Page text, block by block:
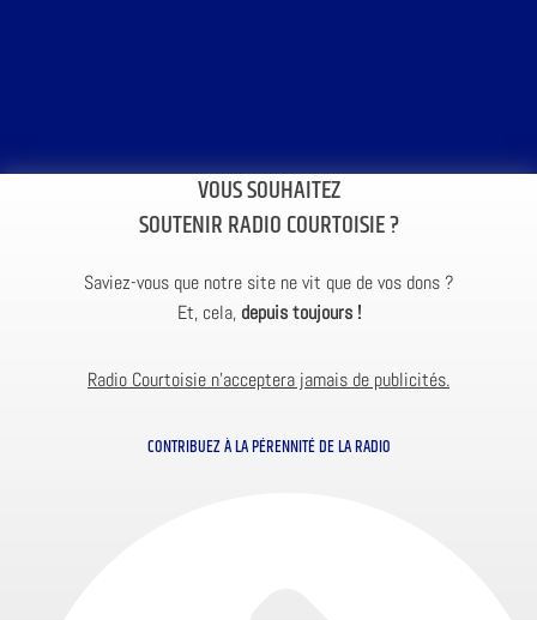
VOUS SOUHAITEZ
SOUTENIR RADIO COURTOISIE ?
Saviez-vous que notre site ne vit que de vos dons ?
Et, cela, depuis toujours !
Radio Courtoisie n’acceptera jamais de publicités.
CONTRIBUEZ À LA PÉRENNITÉ DE LA RADIO